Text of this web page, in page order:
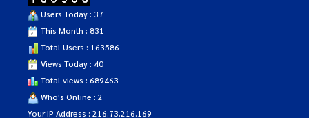
Users Today : 37
This Month : 831
Total Users : 163586
Views Today : 40
Total views : 689463
Who's Online : 2
Your IP Address : 216.73.216.169